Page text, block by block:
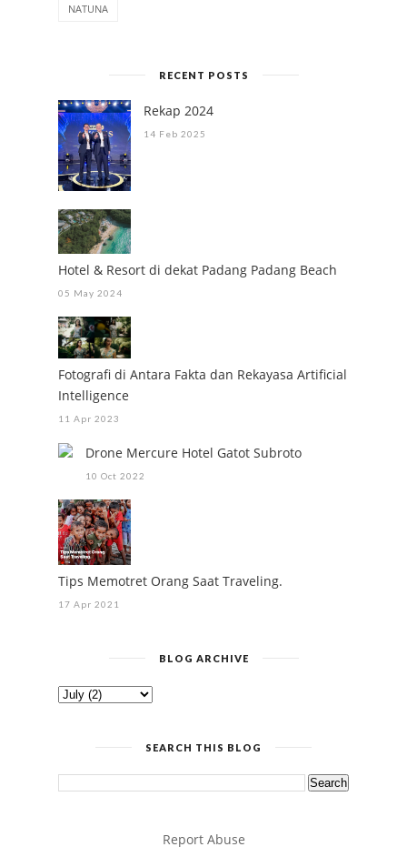
NATUNA
RECENT POSTS
Rekap 2024
14 Feb 2025
Hotel & Resort di dekat Padang Padang Beach
05 May 2024
Fotografi di Antara Fakta dan Rekayasa Artificial
Intelligence
11 Apr 2023
Drone Mercure Hotel Gatot Subroto
10 Oct 2022
Tips Memotret Orang Saat Traveling.
17 Apr 2021
BLOG ARCHIVE
SEARCH THIS BLOG
Report Abuse